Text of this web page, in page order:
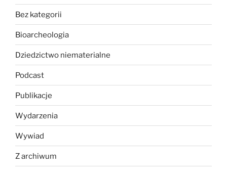
Bez kategorii
Bioarcheologia
Dziedzictwo niematerialne
Podcast
Publikacje
Wydarzenia
Wywiad
Z archiwum